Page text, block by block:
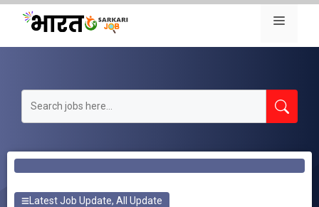
Skip
content
Menu
Latest Job Update,All Update